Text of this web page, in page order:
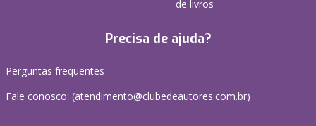
de livros
Precisa de ajuda?
Perguntas frequentes
Fale conosco: (atendimento@clubedeautores.com.br)